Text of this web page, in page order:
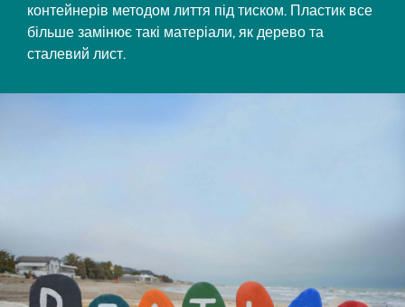
контейнерів методом лиття під тиском. Пластик все
більше замінює такі матеріали, як дерево та
сталевий лист.